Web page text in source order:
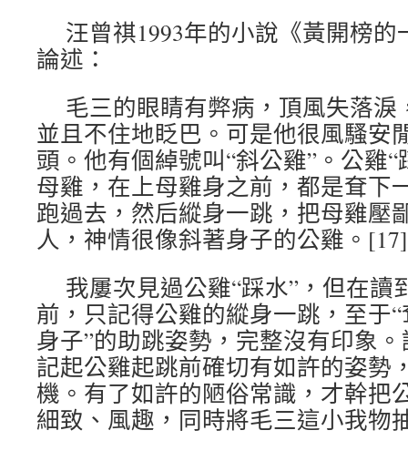
汪曾祺1993年的小說《黃開榜
論述：
毛三的眼睛有弊病，頂風失落
並且不住地眨巴。可是他很風騷安
頭。他有個綽號叫“斜公雞”。公
母雞，在上母雞身之前，都是耷下
跑過去，然后縱身一跳，把母雞壓
人，神情很像斜著身子的公雞。[17]
我屢次見過公雞“踩水”，但在讀
前，只記得公雞的縱身一跳，至于
身子”的助跳姿勢，完整沒有印象
記起公雞起跳前確切有如許的姿勢
機。有了如許的陋俗常識，才幹把
細致、風趣，同時將毛三這小我物